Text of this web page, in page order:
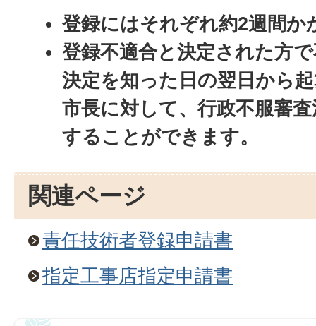
登録にはそれぞれ約2週間か
登録不適合と決定された方
決定を知った日の翌日から
市長に対して、行政不服審
することができます。
関連ページ
責任技術者登録申請書
指定工事店指定申請書